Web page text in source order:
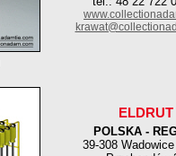
ELDRUT
POLSKA -
39-308